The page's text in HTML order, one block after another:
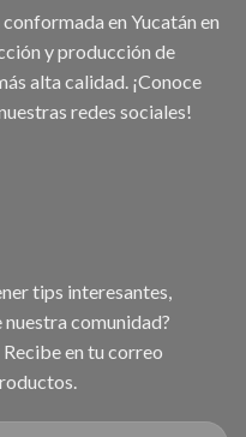
en Yucatán en
y producción de
alta calidad. ¡Conoce
redes sociales!
tips interesantes,
comunidad?
en tu correo